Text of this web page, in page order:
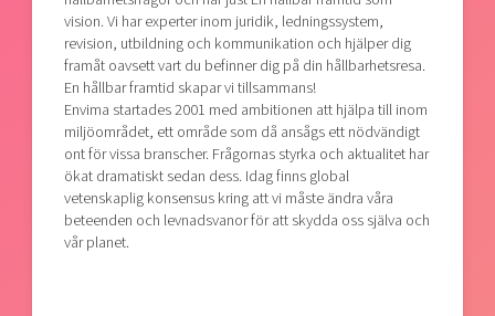
vision. Vi har experter inom juridik, ledningssystem,
revision, utbildning och kommunikation och hjälper dig
framåt oavsett vart du befinner dig på din hållbarhetsresa.
En hållbar framtid skapar vi tillsammans!
Envima startades 2001 med ambitionen att hjälpa till inom
miljöområdet, ett område som då ansågs ett nödvändigt
ont för vissa branscher. Frågornas styrka och aktualitet har
ökat dramatiskt sedan dess. Idag finns global
vetenskaplig konsensus kring att vi måste ändra våra
beteenden och levnadsvanor för att skydda oss själva och
vår planet.